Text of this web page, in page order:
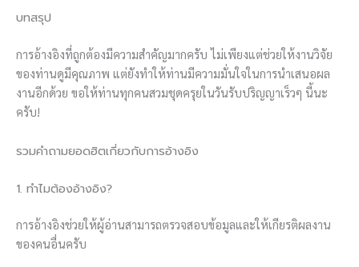
บทสรุป
การอ้างอิงที่ถูกต้องมีความสำคัญมากครับ ไม่เพียงแต่ช่วยให้งานวิจัย
ของท่านดูมีคุณภาพ แต่ยังทำให้ท่านมีความมั่นใจในการนำเสนอผล
งานอีกด้วย ขอให้ท่านทุกคนสวมชุดครุยในวันรับปริญญาเร็วๆ นี้นะ
ครับ!
รวมคำถามยอดฮิตเกี่ยวกับการอ้างอิง
1. ทำไมต้องอ้างอิง?
การอ้างอิงช่วยให้ผู้อ่านสามารถตรวจสอบข้อมูลและให้เกียรติผลงาน
ของคนอื่นครับ